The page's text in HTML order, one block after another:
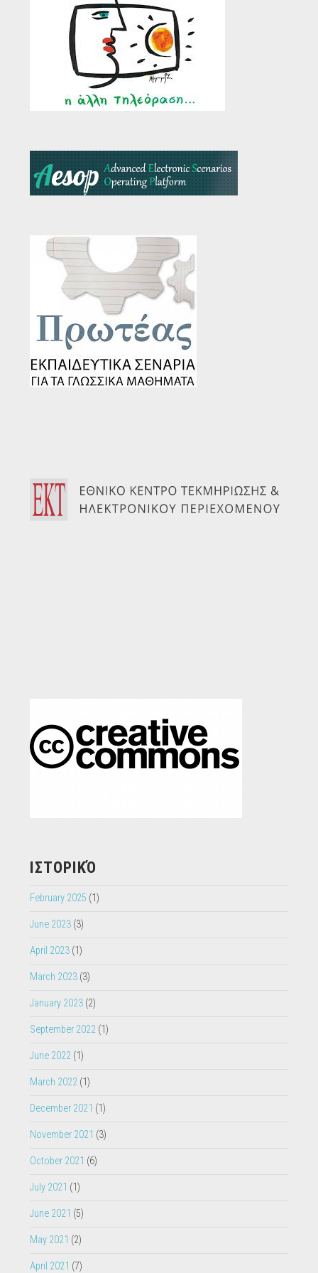
ΙΣΤΟΡΙΚΌ
February 2025 (1)
June 2023(3)
April 2023(1)
March 2023(3)
January 2023(2)
September 2022(1)
June 2022(1)
March 2022(1)
December 2021 (1)
November 2021 (3)
October 2021 (6)
July 2021 (1)
June 2021 (5)
May 2021 (2)
April 2021 (7)